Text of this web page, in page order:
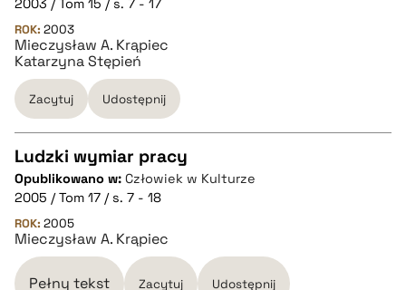
pobierz cytat
BIBTEX
pobierz cytat
2003 / Tom 15 / s. 7 - 17
ROK: 2003
Mieczysław A. Krąpiec
Katarzyna Stępień
Zacytuj Udostępnij
CZYSTY TEKST
pobierz cytat
Ludzki wymiar pracy
Opublikowano w: Człowiek w Kulturze
2005 / Tom 17 / s. 7 - 18
ROK: 2005
Mieczysław A. Krąpiec
Pełny tekst Zacytuj Udostępnij